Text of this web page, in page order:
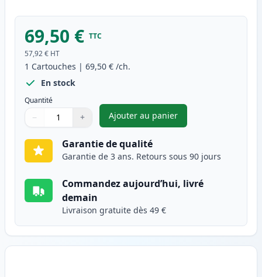
69,50 € TTC
57,92 € HT
1 Cartouches | 69,50 € /ch.
En stock
Quantité
Quantité
Utilisez les boutons pour ajuster
− +
Quantité
Ajouter au panier
,Brother TN326C (TN321C)
Garantie de qualité
Garantie de 3 ans. Retours sous 90 jours
Commandez aujourd’hui, livré
demain
Livraison gratuite dès 49 €